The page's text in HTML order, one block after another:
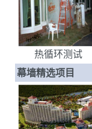
热循环测试
幕墙精选项目